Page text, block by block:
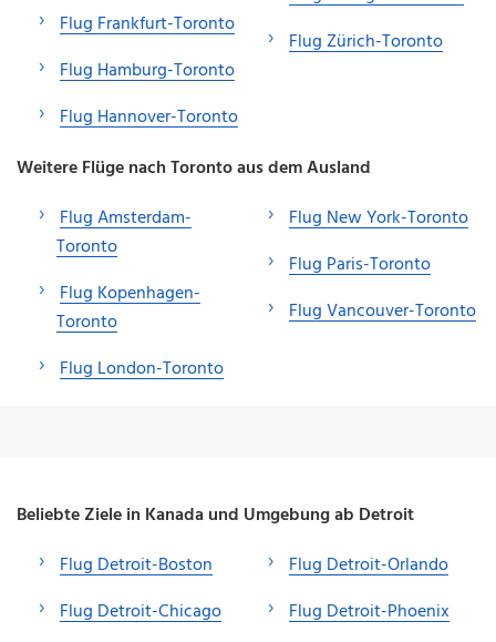
Flug Frankfurt-Toronto
Flug Hamburg-Toronto
Flug Hannover-Toronto
Flug Zürich-Toronto
Weitere Flüge nach Toronto aus dem Ausland
Flug Amsterdam-
Toronto
Flug Kopenhagen-
Toronto
Flug London-Toronto
Flug New York-Toronto
Flug Paris-Toronto
Flug Vancouver-Toronto
Beliebte Ziele in Kanada und Umgebung ab Detroit
Flug Detroit-Boston
Flug Detroit-Chicago
Flug Detroit-Orlando
Flug Detroit-Phoenix